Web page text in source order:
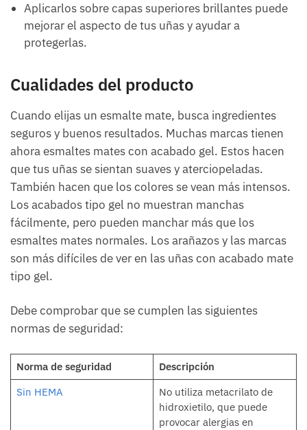
Aplicarlos sobre capas superiores brillantes puede
mejorar el aspecto de tus uñas y ayudar a
protegerlas.
Cualidades del producto
Cuando elijas un esmalte mate, busca ingredientes
seguros y buenos resultados. Muchas marcas tienen
ahora esmaltes mates con acabado gel. Estos hacen
que tus uñas se sientan suaves y aterciopeladas.
También hacen que los colores se vean más intensos.
Los acabados tipo gel no muestran manchas
fácilmente, pero pueden manchar más que los
esmaltes mates normales. Los arañazos y las marcas
son más difíciles de ver en las uñas con acabado mate
tipo gel.
Debe comprobar que se cumplen las siguientes
normas de seguridad:
Norma de seguridad
Descripción
Sin HEMA
No utiliza metacrilato de
hidroxietilo, que puede
provocar alergias en